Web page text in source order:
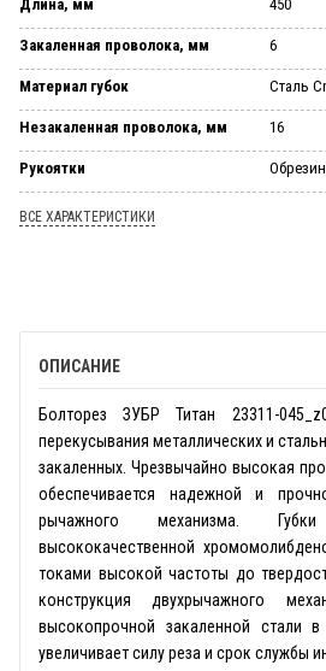
Длина, мм 450
Закаленная проволока, мм 6
Материал губок Сталь
Незакаленная проволока, мм 16
Рукоятки
ВСЕ ХАРАКТЕРИСТИКИ
ОПИСАНИЕ
Болторез ЗУБР Титан 23311-
перекусывания металлических и
закаленных. Чрезвычайно высокая
обеспечивается надежной и
рычажного механизма.
высококачественной
токами высокой частоты до
конструкция двухрычажного
высокопрочной закаленной стали в
увеличивает силу реза и срок службы